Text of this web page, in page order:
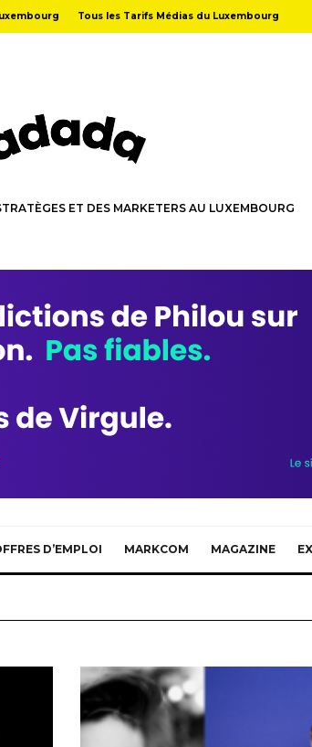
Tous les Tarifs Médias du Luxembourg
ET DES MARKETERS AU LUXEMBOURG
D’EMPLOI MARKCOM MAGAZINE